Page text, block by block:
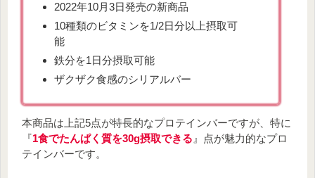
2022年10月3日発売の新商品
10種類のビタミンを1/2日分以上摂取可
能
鉄分を1日分摂取可能
ザクザク食感のシリアルバー
本商品は上記5点が特長的なプロテインバーですが、特に
『1食でたんぱく質を30g摂取できる』点が魅力的なプロ
テインバーです。